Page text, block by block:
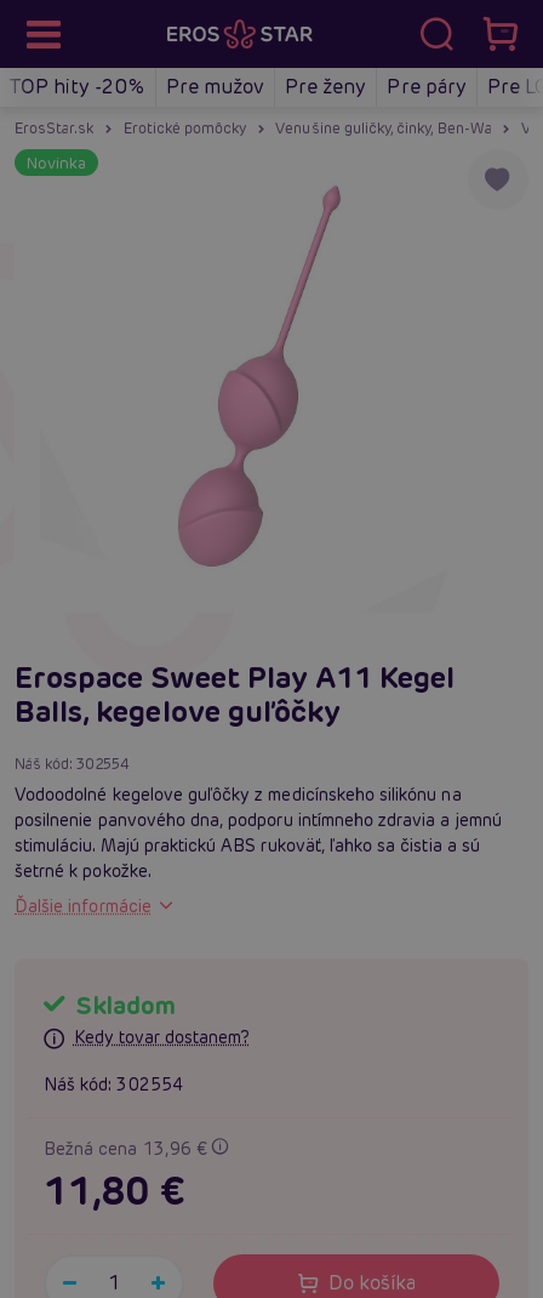
TOP hity -20% Pre mužov Pre ženy Pre páry Pre
ErosStar.sk Erotické pomôcky Venušine guličky, činky, Ben-Wa
Novinka
Erospace Sweet Play A11 Kegel
Balls, kegelove guľôčky
Náš kód:302554
Vodoodolné kegelove guľôčky z medicínskeho silikónu na
posilnenie panvového dna, podporu intímneho zdravia a jemnú
stimuláciu. Majú praktickú ABS rukoväť, ľahko sa čistia a sú
šetrné k pokožke.
Ďalšie informácie
Skladom
Kedy tovar dostanem?
Náš kód: 302554
Bežná cena 13,96 €
11,80 €
Do košíka